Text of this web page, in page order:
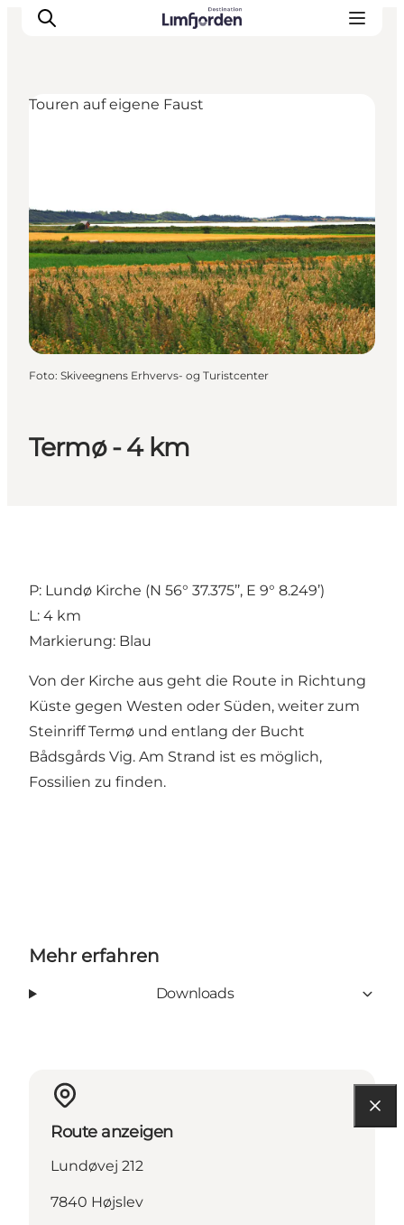
Termø - 4 km
Touren auf eigene Faust
Foto: Skiveegnens Erhvervs- og Turistcenter
P: Lundø Kirche (N 56° 37.375’’, E 9° 8.249’)
L: 4 km
Markierung: Blau
Von der Kirche aus geht die Route in Richtung
Küste gegen Westen oder Süden, weiter zum
Steinriff Termø und entlang der Bucht
Bådsgårds Vig. Am Strand ist es möglich,
Fossilien zu finden.
Mehr erfahren
Downloads
Route anzeigen
Lundøvej 212
7840 Højslev